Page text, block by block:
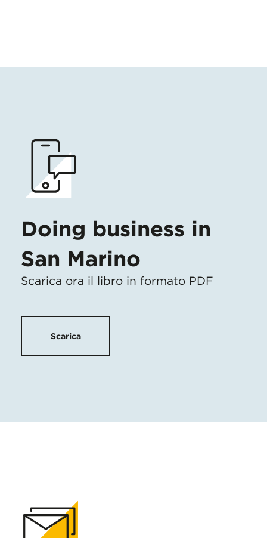
Doing business in
San Marino
Scarica ora il libro in formato PDF
Scarica